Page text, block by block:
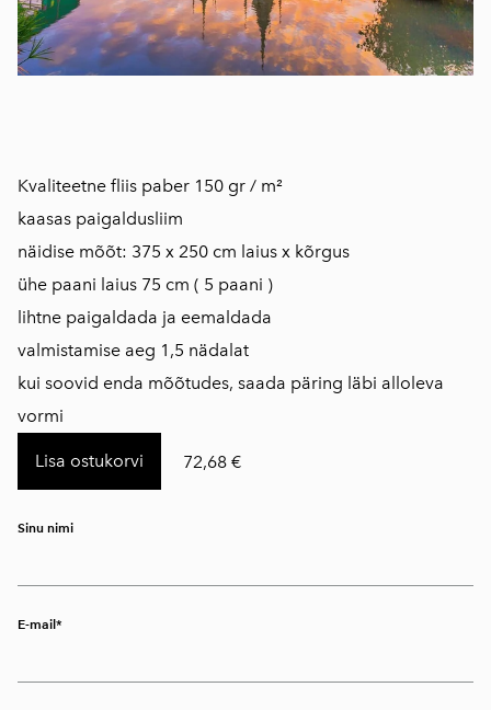
Kvaliteetne fliis paber 150 gr / m²
kaasas paigaldusliim
näidise mõõt: 375 x 250 cm laius x kõrgus
ühe paani laius 75 cm ( 5 paani )
lihtne paigaldada ja eemaldada
valmistamise aeg 1,5 nädalat
kui soovid enda mõõtudes, saada päring läbi alloleva
vormi
Lisa ostukorvi 72,68 €
Sinu nimi
E-mail